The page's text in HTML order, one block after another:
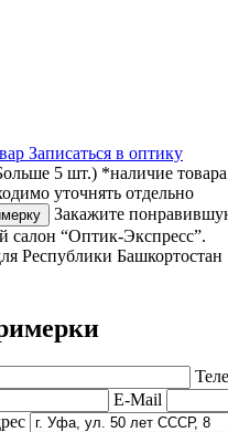
Записаться в оптику
5 шт.) *наличие
уточнять отдельно
Закажите
салон “Оптик-Экспресс”.
Республики Башкортостан
E-Mail